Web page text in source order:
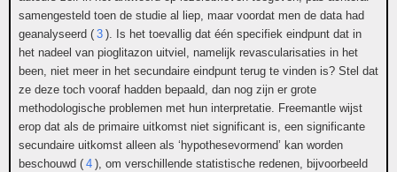
samengesteld toen de studie al liep, maar voordat men de data had
geanalyseerd ( 3 ). Is het toevallig dat één specifiek eindpunt dat in
het nadeel van pioglitazon uitviel, namelijk revascularisaties in het
been, niet meer in het secundaire eindpunt terug te vinden is? Stel dat
ze deze toch vooraf hadden bepaald, dan nog zijn er grote
methodologische problemen met hun interpretatie. Freemantle wijst
erop dat als de primaire uitkomst niet significant is, een significante
secundaire uitkomst alleen als ‘hypothesevormend’ kan worden
beschouwd ( 4 ), om verschillende statistische redenen, bijvoorbeeld